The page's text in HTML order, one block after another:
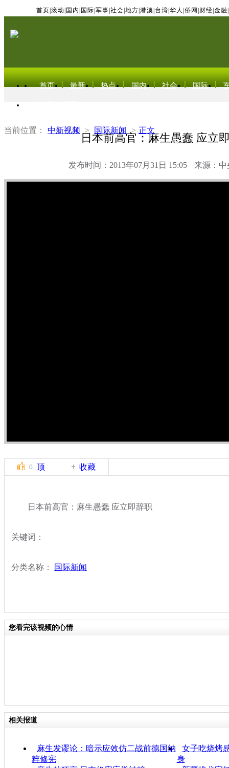
首页 滚动 国内 国际 军事 社会 地方 港澳 台湾 华人 侨网 财经 金融
首页 最新 热点 国内 社会 国际
当前位置： 中新视频 > 国际新闻 > 正文
日本前高官：麻生愚蠢 应立
发布时间：2013年07月31日 15:05 来源：中
0 顶 收藏
日本前高官：麻生愚蠢 应立即辞职
关键词：
分类名称： 国际新闻
您看完该视频的心情
相关报道
麻生发谬论：暗示应效仿二战前德国纳
粹修宪
女子吃烧烤
身